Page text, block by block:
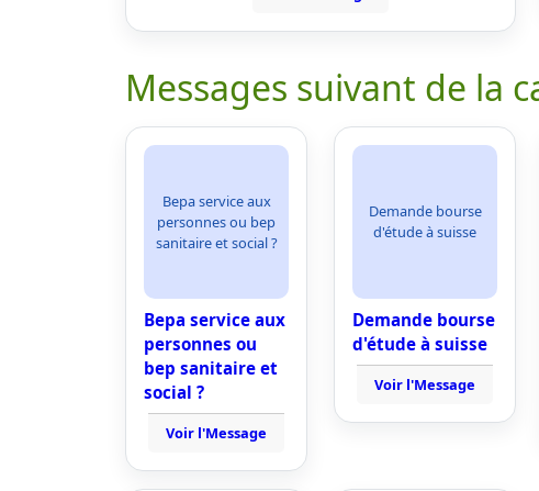
Messages suivant de la
Bepa service aux
personnes ou bep
sanitaire et social ?
Bepa service aux
personnes ou
bep sanitaire et
social ?
Voir l'Message
Demande bourse
d'étude à suisse
Demande bourse
d'étude à suisse
Voir l'Message